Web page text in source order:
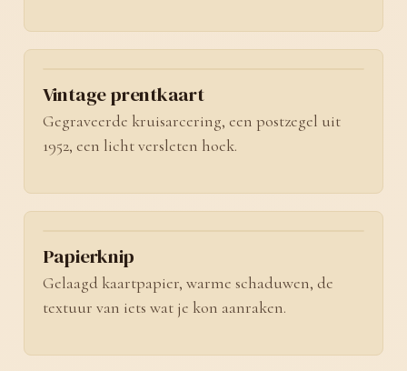
Vintage prentkaart
Gegraveerde kruisarcering, een postzegel uit
1952, een licht versleten hoek.
Papierknip
Gelaagd kaartpapier, warme schaduwen, de
textuur van iets wat je kon aanraken.